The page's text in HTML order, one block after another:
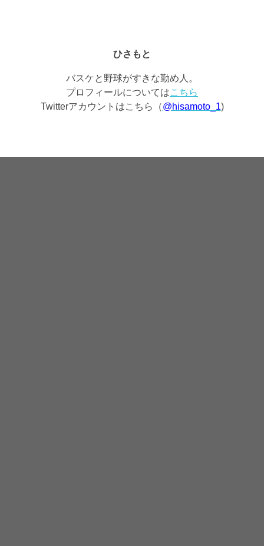
ひさもと
バスケと野球がすきな勤め人。
プロフィールについてはこちら
Twitterアカウントはこちら（@hisamoto_1)